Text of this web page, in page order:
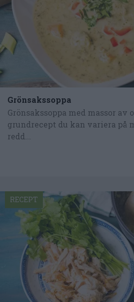
Grönsakssoppa
Grönsakssoppa med massor av
grundrecept du kan variera på
redd...
RECEPT